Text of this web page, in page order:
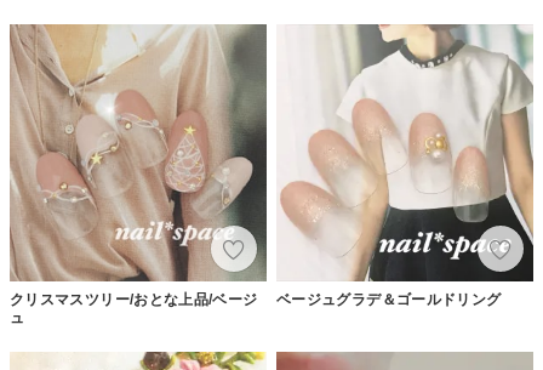
クリスマスツリー/おとな上品/ベージ
ュ
ベージュグラデ＆ゴールドリング